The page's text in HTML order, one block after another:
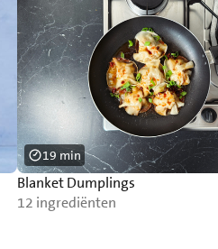
Blanket Dumplings
12 ingrediënten
19 min